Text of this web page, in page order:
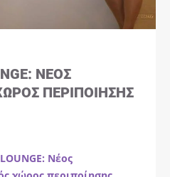
ΝΈΟΣ
ΠΕΡΙΠΟΊΗΣΗΣ
Νέος